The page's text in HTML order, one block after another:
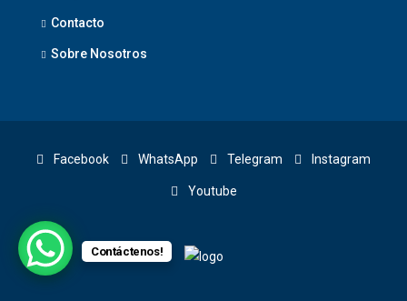
Contacto
Sobre Nosotros
Facebook WhatsApp Telegram Instagram
Youtube
Contáctenos!